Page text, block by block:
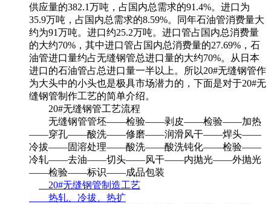
供应量的382.1万吨，占国内总需求的91.4%。进口为
35.9万吨，占国内总需求的8.59%。同年石油管消费量大
约为91万吨。进口约25.2万吨。进口管占国内总消费量
的大约70%，其中进口管占国内总消费量的27.69%，石
油管进口量约占无缝钢管总进口量的大约70%。从日本
进口的石油管占总进口量一半以上。所以20#无缝钢管作
为大头中的小头也是极具市场潜力的，下面是对于20#无
缝钢管制作工艺的简单介绍。
20#无缝钢管工艺流程
无缝钢管管坯——检验——剥皮——检验——加热
——穿孔——酸洗——修磨——润滑风干——焊头——
冷拔——固溶处理——酸洗——酸洗钝化——检验——
冷轧——去油——切头——风干——内抛光——外抛光
——检验——标识——成品包装
20#无缝钢管制造工艺
热轧、冷拔、热扩